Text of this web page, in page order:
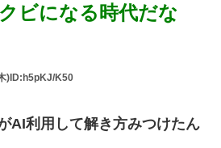
ビになる時代だな
)ID:h5pKJ/K50
AI利用して解き方みつけたん